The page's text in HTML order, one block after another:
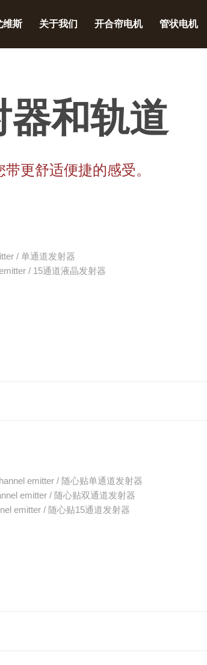
维斯 关于我们 开合帘电机 管状电机
器和轨道
更舒适便捷的感受。
/ 单通道发射器
/ 15通道液晶发射器
emitter / 随心贴单通道发射器
emitter / 随心贴双通道发射器
emitter / 随心贴15通道发射器